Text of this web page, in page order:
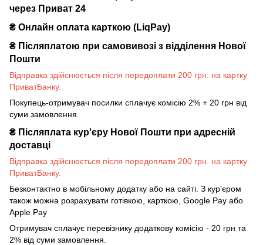
через Приват 24
₴ Онлайн оплата карткою (LiqPay)
₴ Післяплатою при самовивозі з відділення Нової
Пошти
Відправка здійснюється після передоплати 200 грн. на картку
ПриватБанку.
Покупець-отримувач посилки сплачує комісію 2% + 20 грн від
суми замовлення.
₴ Післяплата кур'єру Нової Пошти при адресній
доставці
Відправка здійснюється після передоплати 200 грн. на картку
ПриватБанку.
Безконтактно в мобільному додатку або на сайті. З кур'єром
також можна розрахувати готівкою, карткою, Google Pay або
Apple Pay
Отримувач сплачує перевізнику додаткову комісію - 20 грн та
2% від суми замовлення.